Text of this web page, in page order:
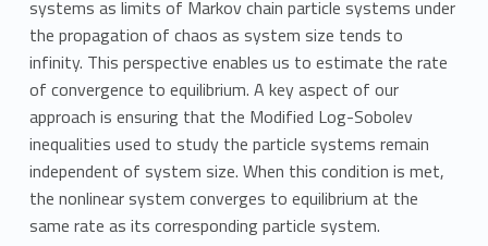
systems as limits of Markov chain particle systems under
the propagation of chaos as system size tends to
infinity. This perspective enables us to estimate the rate
of convergence to equilibrium. A key aspect of our
approach is ensuring that the Modified Log-Sobolev
inequalities used to study the particle systems remain
independent of system size. When this condition is met,
the nonlinear system converges to equilibrium at the
same rate as its corresponding particle system.